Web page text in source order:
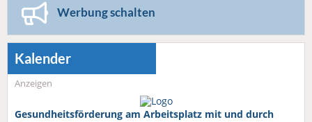
Werbung schalten
Kalender
Anzeigen
Gesundheitsförderung am Arbeitsplatz mit und durch